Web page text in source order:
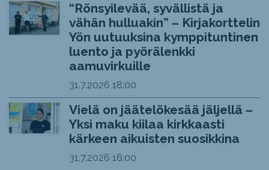
“Rönsyilevää, syvällistä ja
vähän hulluakin” – Kirjakorttelin
Yön uutuuksina kymppituntinen
luento ja pyörälenkki
aamuvirkuille
31.7.2026 18:00
Vielä on jäätelökesää jäljellä –
Yksi maku kiilaa kirkkaasti
kärkeen aikuisten suosikkina
31.7.2026 16:00